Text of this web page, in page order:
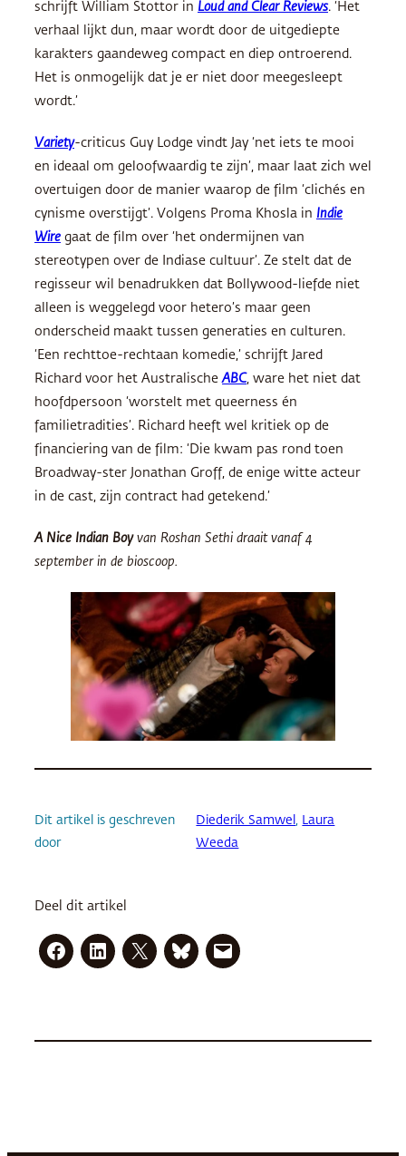
schrijft William Stottor in Loud and Clear Reviews. ‘Het
verhaal lijkt dun, maar wordt door de uitgediepte
karakters gaandeweg compact en diep ontroerend.
Het is onmogelijk dat je er niet door meegesleept
wordt.’
Variety-criticus Guy Lodge vindt Jay ‘net iets te mooi
en ideaal om geloofwaardig te zijn’, maar laat zich wel
overtuigen door de manier waarop de film ‘clichés en
cynisme overstijgt’. Volgens Proma Khosla in Indie
Wire gaat de film over ‘het ondermijnen van
stereotypen over de Indiase cultuur’. Ze stelt dat de
regisseur wil benadrukken dat Bollywood-liefde niet
alleen is weggelegd voor hetero’s maar geen
onderscheid maakt tussen generaties en culturen.
‘Een rechttoe-rechtaan komedie,’ schrijft Jared
Richard voor het Australische ABC , ware het niet dat
hoofdpersoon ‘worstelt met queerness én
familietradities’. Richard heeft wel kritiek op de
financiering van de film: ‘Die kwam pas rond toen
Broadway-ster Jonathan Groff, de enige witte acteur
in de cast, zijn contract had getekend.’
A Nice Indian Boy van Roshan Sethi draait vanaf 4
september in de bioscoop.
Dit artikel is geschreven
door
Diederik Samwel , Laura
Weeda
Deel dit artikel